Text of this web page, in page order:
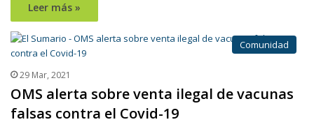
Leer más »
Comunidad
29 Mar, 2021
OMS alerta sobre venta ilegal de vacunas
falsas contra el Covid-19